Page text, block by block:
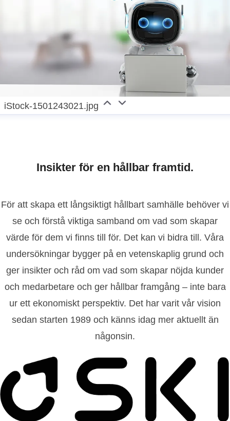
iStock-1501243021.jpg
Insikter för en hållbar framtid.
För att skapa ett långsiktigt hållbart samhälle behöver vi
se och förstå viktiga samband om vad som skapar
värde för dem vi finns till för. Det kan vi bidra till. Våra
undersökningar bygger på en vetenskaplig grund och
ger insikter och råd om vad som skapar nöjda kunder
och medarbetare och ger hållbar framgång – inte bara
ur ett ekonomiskt perspektiv. Det har varit vår vision
sedan starten 1989 och känns idag mer aktuellt än
någonsin.